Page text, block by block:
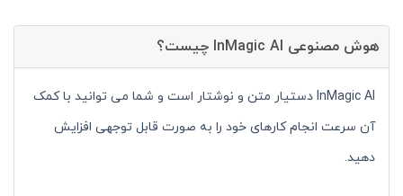
هوش مصنوعی InMagic AI چیست؟
InMagic AI دستیار متن و نوشتار است و شما می توانید با کمک
آن سرعت انجام کارهای خود را به صورت قابل توجهی افزایش
دهید.